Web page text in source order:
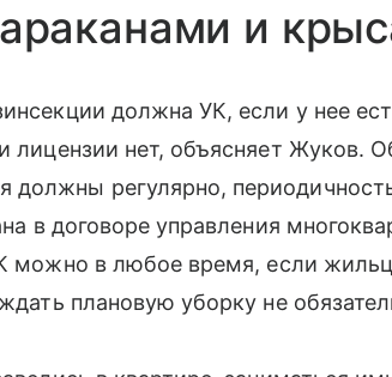
и
должна УК, если у нее
лицензии нет, объясняет Жуков.
регулярно,
в договоре управления
можно в любое время, если
плановую уборку не